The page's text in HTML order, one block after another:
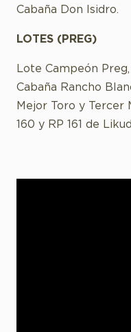
Cabaña Don Isidro.
LOTES (PREG)
Lote Campeón
Cabaña Rancho
Mejor Toro y Tercer
160 y RP 161 de